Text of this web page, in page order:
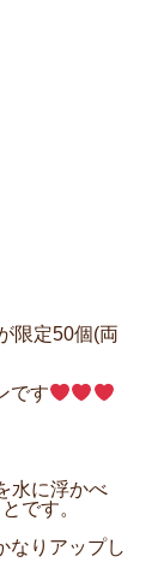
限定50個(両
です
水に浮かべ
です。
なりアップし